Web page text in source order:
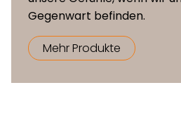
gepolterte
Variante
auftreten
Bezug aus
Premium-
Gegenwart befinden.
Mehr Produkte